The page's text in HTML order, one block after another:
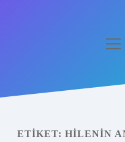
Yasal Uyarı
ETIKET: HILENIN